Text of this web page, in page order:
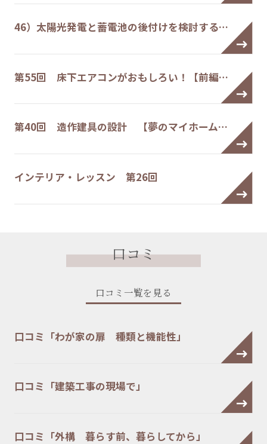
46）太陽光発電と蓄電池の後付けを検討する…
第55回 床下エアコンがおもしろい！【前編…
第40回 造作建具の設計 【夢のマイホーム…
インテリア・レッスン 第26回
口コミ
口コミ一覧を見る
口コミ「わが家の扉 種類と機能性」
口コミ「建築工事の現場で」
口コミ「外構 暮らす前、暮らしてから」